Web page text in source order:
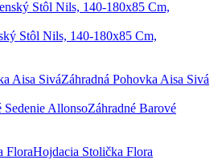
Stôl Nils, 140-180x85 Cm,
Záhradná Pohovka Aisa Sivá
Záhradné Barové
Hojdacia Stolička Flora